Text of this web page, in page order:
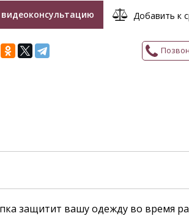
Добавить к
защитит вашу одежду во время